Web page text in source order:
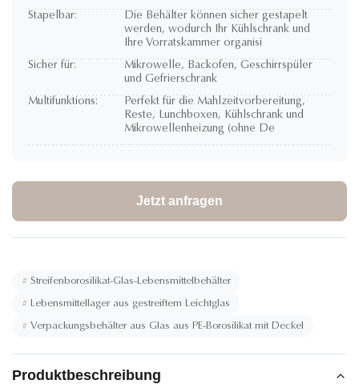
Stapelbar:
Die Behälter können sicher gestapelt
werden, wodurch Ihr Kühlschrank und
Ihre Vorratskammer organisi
Sicher für:
Mikrowelle, Backofen, Geschirrspüler
und Gefrierschrank
Multifunktions:
Perfekt für die Mahlzeitvorbereitung,
Reste, Lunchboxen, Kühlschrank und
Mikrowellenheizung (ohne De
Jetzt anfragen
# Streifenborosilikat-Glas-Lebensmittelbehälter
# Lebensmittellager aus gestreiftem Leichtglas
# Verpackungsbehälter aus Glas aus PE-Borosilikat mit Deckel
Produktbeschreibung